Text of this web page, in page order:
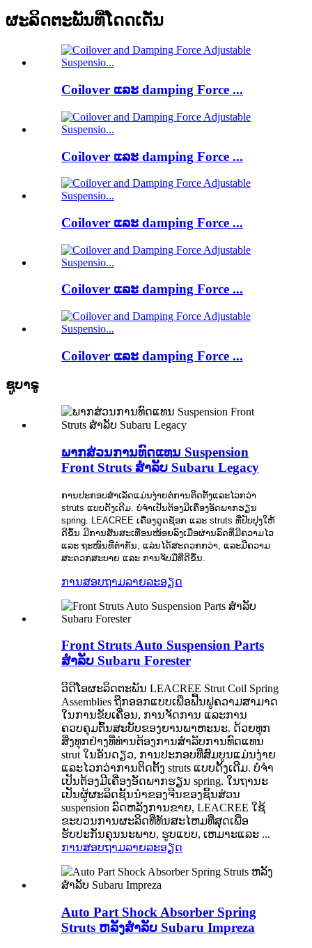
ຜະລິດຕະພັນທີ່ໂດດເດັ່ນ
Coilover ແລະ damping Force ...
Coilover ແລະ damping Force ...
Coilover ແລະ damping Force ...
Coilover ແລະ damping Force ...
Coilover ແລະ damping Force ...
ຊູບາຣູ
ພາກສ່ວນການທົດແທນ Suspension
Front Struts ສໍາລັບ Subaru Legacy
ການປະກອບສໍາເລັດແມ່ນງ່າຍຕໍ່ການຕິດຕັ້ງແລະໄວກວ່າ
struts ແບບດັ້ງເດີມ. ບໍ່ຈໍາເປັນຕ້ອງມີເຄື່ອງອັດພາກຮຽນ
spring. LEACREE ເຄື່ອງດູດຊັອກ ແລະ struts ທີ່ປັບປຸງໃຫ້
ດີຂຶ້ນ ມີການສັ່ນສະເທືອນໜ້ອຍລົງເມື່ອຜ່ານລົດທີ່ມີຄວາມໄວ
ແລະ ຖະໜົນທີ່ຕຳກັນ, ແລ່ນໄດ້ສະດວກກວ່າ, ແລະມີຄວາມ
ສະດວກສະບາຍ ແລະ ການຈັບມືທີ່ດີຂຶ້ນ.
ການສອບຖາມລາຍລະອຽດ
Front Struts Auto Suspension Parts
ສໍາລັບ Subaru Forester
ວິດີໂອຜະລິດຕະພັນ LEACREE Strut Coil Spring
Assemblies ຖືກອອກແບບເພື່ອຟື້ນຟູຄວາມສາມາດ
ໃນການຂັບເຄື່ອນ, ການຈັດການ ແລະການ
ຄວບຄຸມຕົ້ນສະບັບຂອງຍານພາຫະນະ. ດ້ວຍທຸກ
ສິ່ງທຸກຢ່າງທີ່ທ່ານຕ້ອງການສໍາລັບການທົດແທນ
strut ໃນອັນດຽວ, ການປະກອບທີ່ສົມບູນແມ່ນງ່າຍ
ແລະໄວກວ່າການຕິດຕັ້ງ struts ແບບດັ້ງເດີມ. ບໍ່ຈໍາ
ເປັນຕ້ອງມີເຄື່ອງອັດພາກຮຽນ spring. ໃນຖານະ
ເປັນຜູ້ຜະລິດຊັ້ນນໍາຂອງຈີນຂອງຊິ້ນສ່ວນ
suspension ລົດຫລັງການຂາຍ, LEACREE ໃຊ້
ຂະບວນການຜະລິດທີ່ທັນສະໄຫມທີ່ສຸດເພື່ອ
ຮັບປະກັນຄຸນນະພາບ, ຮູບແບບ, ເຫມາະແລະ ...
ການສອບຖາມລາຍລະອຽດ
Auto Part Shock Absorber Spring
Struts ຫລັງສໍາລັບ Subaru Impreza